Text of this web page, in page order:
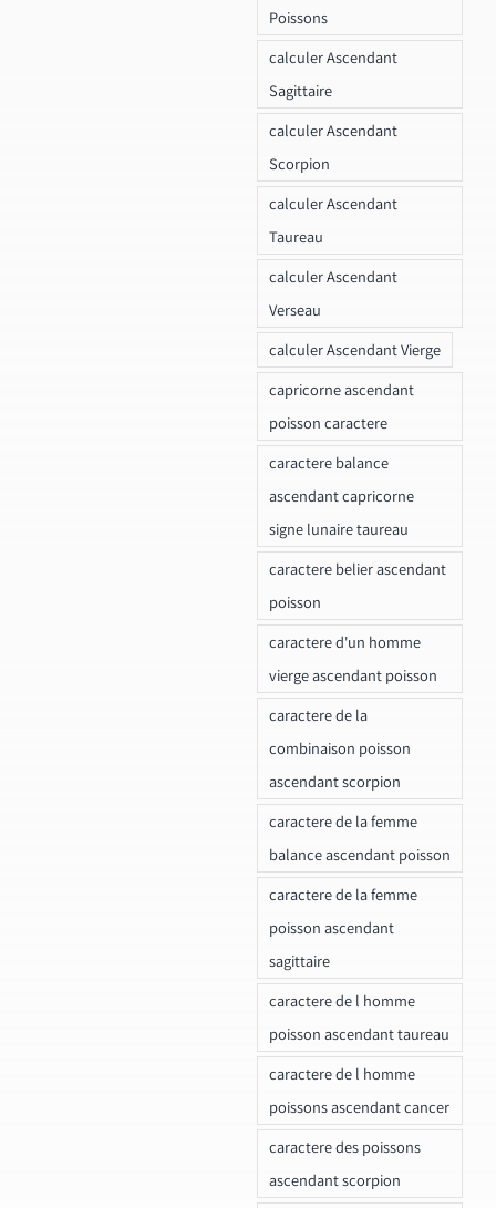
Poissons
calculer Ascendant
Sagittaire
calculer Ascendant
Scorpion
calculer Ascendant
Taureau
calculer Ascendant
Verseau
calculer Ascendant Vierge
capricorne ascendant
poisson caractere
caractere balance
ascendant capricorne
signe lunaire taureau
caractere belier ascendant
poisson
caractere d'un homme
vierge ascendant poisson
caractere de la
combinaison poisson
ascendant scorpion
caractere de la femme
balance ascendant poisson
caractere de la femme
poisson ascendant
sagittaire
caractere de l homme
poisson ascendant taureau
caractere de l homme
poissons ascendant cancer
caractere des poissons
ascendant scorpion